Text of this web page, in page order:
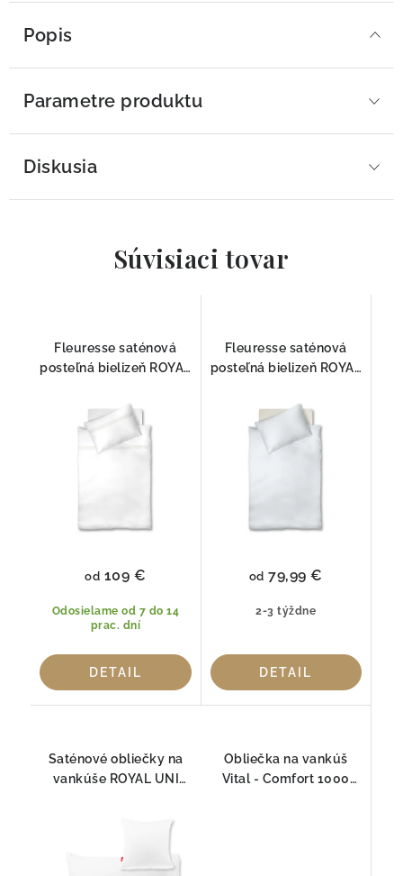
Popis
Parametre produktu
Diskusia
Súvisiaci tovar
Fleuresse saténová
posteľná bielizeň ROYAL
Odosielame od 7 do 14
prac. dní
od 109 €
DETAIL
Fleuresse saténová
posteľná bielizeň ROYAL
2-3 týždne
od 79,99 €
DETAIL
Saténové obliečky na
vankúše ROYAL UNI
Obliečka na vankúš
Vital - Comfort 1000